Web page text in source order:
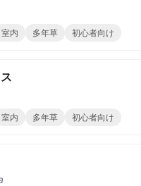
室内 多年草 初心者向け
室内 多年草 初心者向け